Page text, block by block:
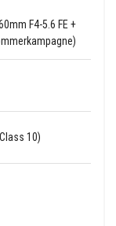
F4-5.6 FE +
10)